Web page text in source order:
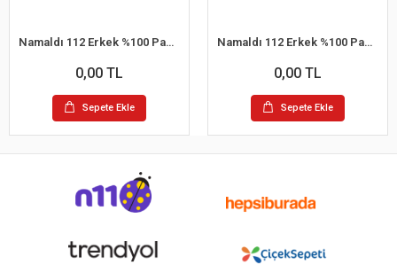
Namaldı 112 Erkek %100 Pamuk Atlet L 6'lı Paket
0,00 TL
Sepete Ekle
Namaldı 112 Erkek %100 Pamuk Atlet S 6'lı Paket
0,00 TL
Sepete Ekle